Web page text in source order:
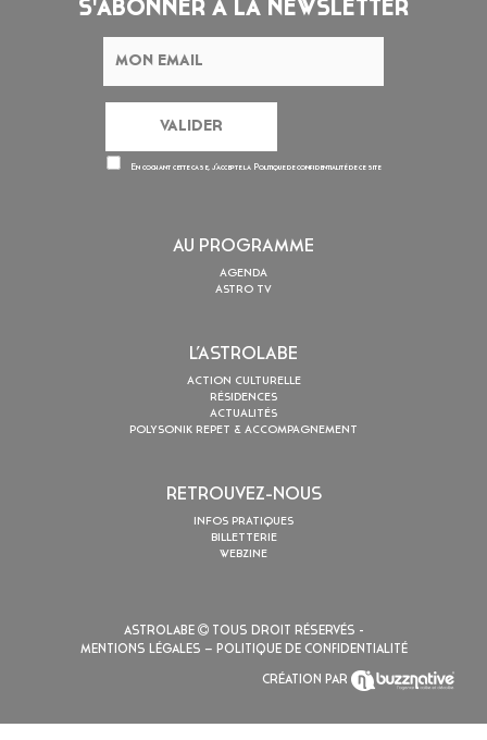
S'ABONNER À LA NEWSLETTER
En cochant cette case, j’accepte la Politique de confidentialitéde ce site
AU PROGRAMME
AGENDA
ASTRO TV
L’ASTROLABE
ACTION CULTURELLE
RÉSIDENCES
ACTUALITÉS
POLYSONIK REPET & ACCOMPAGNEMENT
RETROUVEZ-NOUS
INFOS PRATIQUES
BILLETTERIE
WEBZINE
ASTROLABE
TOUS DROIT RÉSERVÉS -
MENTIONS LÉGALES – POLITIQUE DE CONFIDENTIALITÉ
CRÉATION PAR